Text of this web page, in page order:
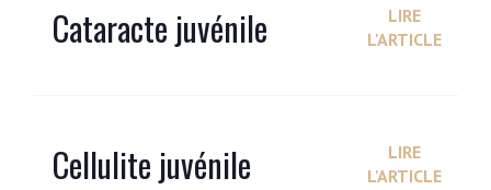
Cataracte juvénile
LIRE
L'ARTICLE
Cellulite juvénile
LIRE
L'ARTICLE